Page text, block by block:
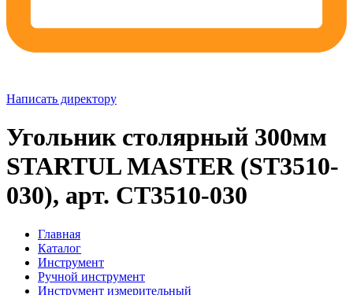
Написать директору
Угольник столярный 300мм
STARTUL MASTER (ST3510-
030), арт. СТ3510-030
Главная
Каталог
Инструмент
Ручной инструмент
Инструмент измерительный